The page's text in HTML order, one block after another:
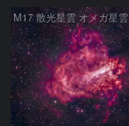
M17 散光星雲 オメガ星雲